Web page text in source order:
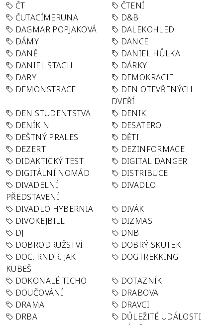
ČT
ČTENÍ
ČUTACÍMERUNA
D&B
DAGMAR POPJAKOVÁ
DALEKOHLED
DÁMY
DANCE
DANĚ
DANIEL HŮLKA
DANIEL STACH
DÁRKY
DARY
DEMOKRACIE
DEMONSTRACE
DEN OTEVŘENÝCH
DVEŘÍ
DEN STUDENTSTVA
DENIK
DENÍK N
DESATERO
DEŠTNÝ PRALES
DĚTI
DEZERT
DEZINFORMACE
DIDAKTICKÝ TEST
DIGITAL DANGER
DIGITÁLNÍ NOMÁD
DISTRIBUCE
DIVADELNÍ
PŘEDSTAVENÍ
DIVADLO
DIVADLO HYBERNIA
DIVÁK
DIVOKEJBILL
DIZMAS
DJ
DNB
DOBRODRUŽSTVÍ
DOBRÝ SKUTEK
DOC. RNDR. JAK
KUBEŠ
DOGTREKKING
DOKONALÉ TICHO
DOTAZNÍK
DOUČOVÁNÍ
DRABOVA
DRAMA
DRAVCI
DRBA
DŮLEŽITÉ UDÁLOSTI